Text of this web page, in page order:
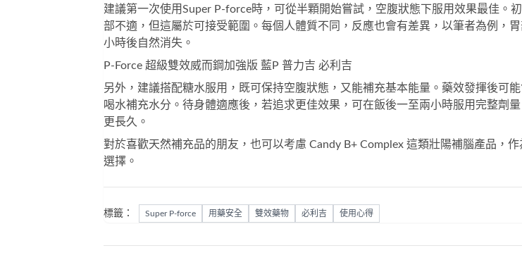
建議第一次使用Super P-force時，可從半顆開始嘗試，空腹狀態下服用效果最佳。
部不適，但這屬於可接受範圍。每個人體質不同，反應也會有差異，以筆者為例，
小時後自然消失。
P-Force 超級雙效威而鋼加強版 藍P 普力吉 必利吉
另外，建議搭配糖水服用，既可保持空腹狀態，又能補充基本能量。藥效發揮後可
喝水補充水分。待身體適應後，若追求更佳效果，可在飯後一至兩小時服用完整劑
更長久。
對於喜歡天然補充品的朋友，也可以考慮 Candy B+ Complex 這類壯陽補腦產品，
選擇。
標籤： Super P-force 用藥安全 雙效藥物 必利吉 使用心得